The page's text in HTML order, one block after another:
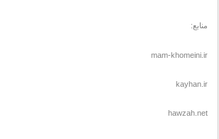
منابع:
mam-khomeini.ir
kayhan.ir
hawzah.net